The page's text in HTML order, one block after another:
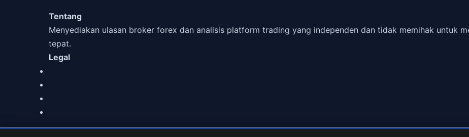
Tentang
Menyediakan ulasan broker forex dan analisis platform trading yang independen dan tidak memihak untuk
tepat.
Legal